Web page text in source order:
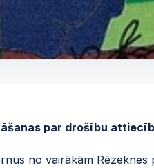
par drošību
no vairākām